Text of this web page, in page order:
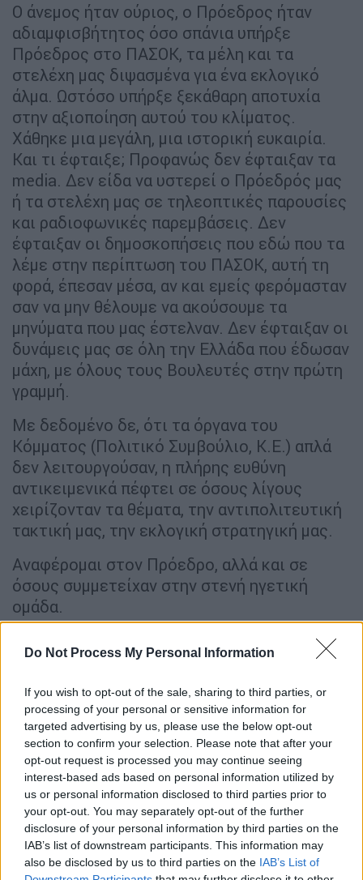
Do Not Process My Personal Information
If you wish to opt-out of the sale, sharing to third parties, or
processing of your personal or sensitive information for
targeted advertising by us, please use the below opt-out
section to confirm your selection. Please note that after your
opt-out request is processed you may continue seeing
interest-based ads based on personal information utilized by
us or personal information disclosed to third parties prior to
your opt-out. You may separately opt-out of the further
disclosure of your personal information by third parties on the
IAB’s list of downstream participants. This information may
also be disclosed by us to third parties on the IAB’s List of
Ο άνεμος ήταν ούριος, ο Πρόεδρος ήταν
αδιαμφισβήτητος όσο σπάνια υπήρξε
Πρόεδρος στο ΠΑΣΟΚ, τα μέλη και τα
στελέχη μας διψασμένα για ένα εκλογικό
άλμα. Ωστόσο υπήρξε ξεκάθαρη αποτυχία
στην αξιοποίηση αυτού του κλίματος.
Χάθηκε μια μεγάλη, μια ιστορική ευκαιρία.
Και τι έφταιξε; Προφανώς δεν έφταιξαν τα
media. Δεν είδα να υστερεί ο Πρόεδρός μας
ή τα στελέχη μας σε τηλεοπτικές παρουσίες
και ραδιοφωνικές παρεμβάσεις. Δεν
έφταιξαν οι δημοσκοπήσεις που εδώ που τα
λέμε στην περίπτωση του ΠΑΣΟΚ, αυτή τη
φορά, έπεσαν μέσα, αν και εμείς φερόμασταν
σαν να μην θέλουμε να ακούσουμε τα
μηνύματα που μας έστελναν. Δεν έφταιξαν οι
δυνάμεις μας σε όλη την Ελλάδα που έδωσαν
μάχη, με όλους τους Βουλευτές στην πρώτη
γραμμή.
Με δεδομένο δε, ότι τα όργανα του
Κόμματος (Πολιτικό Συμβούλιο, Κ.Ε.) απλά
δεν λειτουργούσαν, η πλήρης ευθύνη
αντικειμενικά πέφτει σε όσους λίγους
χειρίζονταν τα θέματα, την αντιπολιτευτική
τακτική μας, την εκλογική στρατηγική μας.
Αναφέρομαι στον Πρόεδρο, αλλά και σε
όσους συμμετείχαν στην στενή ηγετική
ομάδα.
Το συγκεκριμένο μοντέλο διεύθυνσης του
Κόμματος απέτυχε, στένεψε τις
συστράτευση ζωντανών, έμπειρων δυνάμεών
μας από όλους τους κοινωνικούς χώρους.
Εκτιμώ, ότι την κρίσιμη στιγμή έφταιξε η
πλήρης θολούρα στη φυσιογνωμία και το
πολιτικό μας στίγμα. Η στάση μας απέναντι
στην επιστολική ψήφο και ο όλος χειρισμός
στο θέμα των μη Κρατικών Πανεπιστημίων
είναι πολύ χαρακτηριστικά παραδείγματα και
της αμηχανίας που τροφοδοτήσαμε δικές